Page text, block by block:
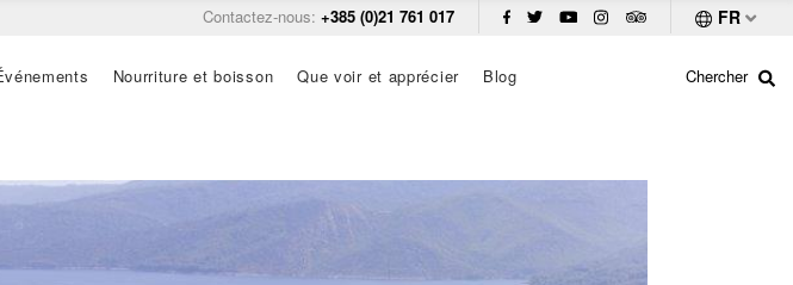
FR
Contactez-nous: +385 (0)21 761 017
Chercher
Nourriture et boisson Que voir et apprécier Blog